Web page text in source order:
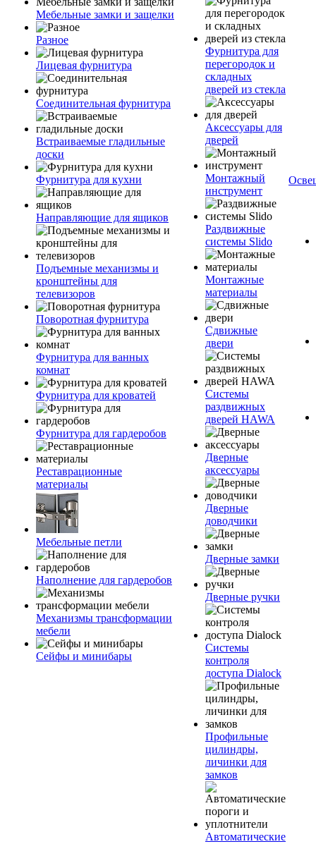
Мебельные замки и защелки
Разное
Лицевая фурнитура
Соединительная фурнитура
Встраиваемые гладильные
доски
Фурнитура для кухни
Направляющие для ящиков
Подъемные механизмы и
кронштейны для
телевизоров
Поворотная фурнитура
Фурнитура для ванных
комнат
Фурнитура для кроватей
Фурнитура для гардеробов
Реставрационные
материалы
Мебельные петли
Наполнение для гардеробов
Механизмы трансформации
мебели
Сейфы и минибары
Фурнитура для
перегородок и
складных
дверей из стекла
Аксессуары для
дверей
Монтажный
инструмент
Раздвижные
системы Slido
Монтажные
материалы
Сдвижные
двери
Системы
раздвижных
дверей HAWA
Дверные
аксессуары
Дверные
доводчики
Дверные замки
Дверные ручки
Системы
контроля
доступа Dialock
Профильные
цилиндры,
личинки для
замков
Автоматические